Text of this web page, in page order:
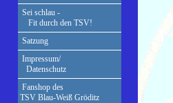
Sei schlau -
Fit durch den TSV!
Satzung
Impressum/
Datenschutz
Fanshop des
TSV Blau-Weiß Gröditz